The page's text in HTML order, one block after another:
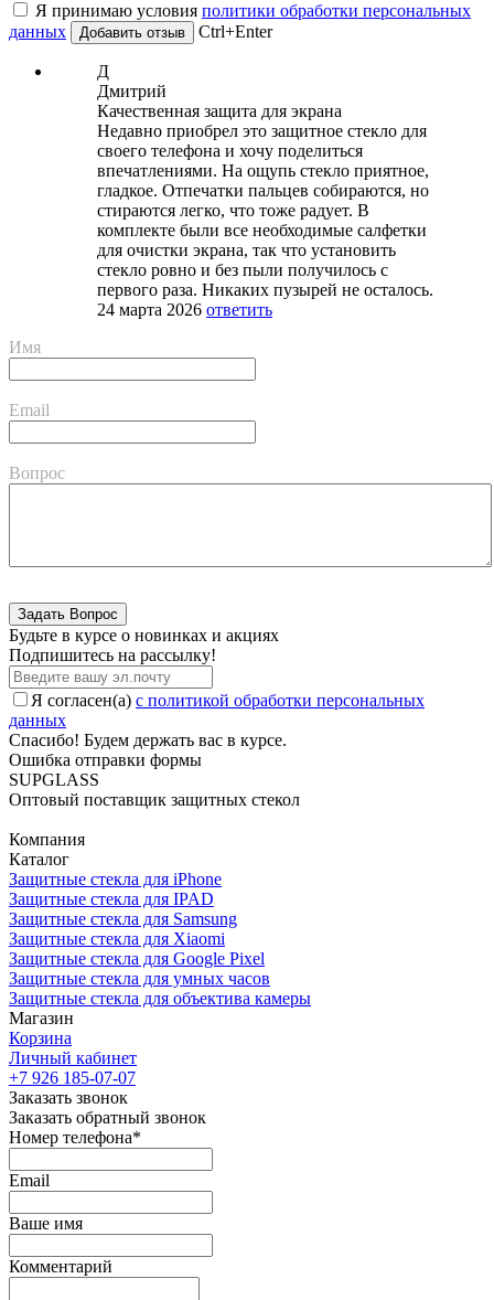
Я принимаю условия политики обработки персональных
данных
Ctrl+Enter
Д
Дмитрий
Качественная защита для экрана
Недавно приобрел это защитное стекло для
своего телефона и хочу поделиться
впечатлениями. На ощупь стекло приятное,
гладкое. Отпечатки пальцев собираются, но
стираются легко, что тоже радует. В
комплекте были все необходимые салфетки
для очистки экрана, так что установить
стекло ровно и без пыли получилось с
первого раза. Никаких пузырей не осталось.
24 марта 2026 ответить
Имя
Email
Вопрос
Будьте в курсе о новинках и акциях
Подпишитесь на рассылкy!
Я согласен(a) с политикой обработки персональных
данных
Спасибо! Будем держать вас в курсе.
Ошибка отправки формы
SUPGLASS
Оптовый поставщик защитных стекол
Компания
Каталог
Защитные стекла для iPhone
Защитные стекла для IPAD
Защитные стекла для Samsung
Защитные стекла для Xiaomi
Защитные стекла для Google Pixel
Защитные стекла для умных часов
Защитные стекла для объектива камеры
Магазин
Корзина
Личный кабинет
+7 926 185-07-07
Заказать звонок
Заказать обратный звонок
Номер телефона*
Email
Ваше имя
Комментарий